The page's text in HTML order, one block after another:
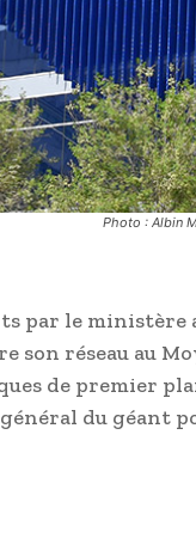
Photo : Albin
par le ministère
son réseau au
de premier
du géant